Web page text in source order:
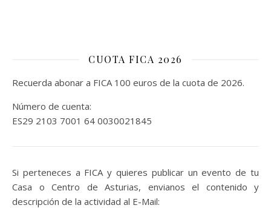
CUOTA FICA 2026
Recuerda abonar a FICA 100 euros de la cuota de 2026.
Número de cuenta:
ES29 2103 7001 64 0030021845
Si perteneces a FICA y quieres publicar un evento de tu
Casa o Centro de Asturias, envianos el contenido y
descripción de la actividad al E-Mail: